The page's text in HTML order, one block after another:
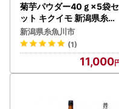
菊芋パウダー40ｇ×5袋セ
ット キクイモ 新潟県糸魚
川産能生谷産 スーパーフ
ード
新潟県糸魚川市
(1)
11,000